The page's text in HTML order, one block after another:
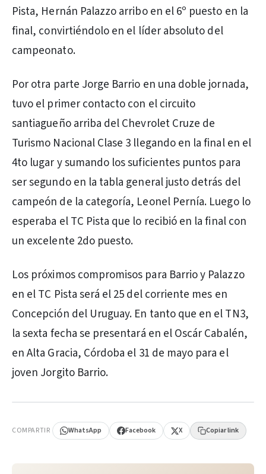
Pista, Hernán Palazzo arribo en el 6º puesto en la
final, convirtiéndolo en el líder absoluto del
campeonato.
Por otra parte Jorge Barrio en una doble jornada,
tuvo el primer contacto con el circuito
santiagueño arriba del Chevrolet Cruze de
Turismo Nacional Clase 3 llegando en la final en el
4to lugar y sumando los suficientes puntos para
ser segundo en la tabla general justo detrás del
campeón de la categoría, Leonel Pernía. Luego lo
esperaba el TC Pista que lo recibió en la final con
un excelente 2do puesto.
Los próximos compromisos para Barrio y Palazzo
en el TC Pista será el 25 del corriente mes en
Concepción del Uruguay. En tanto que en el TN3,
la sexta fecha se presentará en el Oscár Cabalén,
en Alta Gracia, Córdoba el 31 de mayo para el
joven Jorgito Barrio.
COMPARTIR WhatsApp Facebook X Copiar link